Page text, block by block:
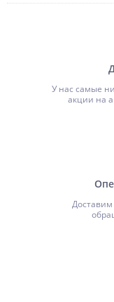
У нас самые
акции на
Доставим